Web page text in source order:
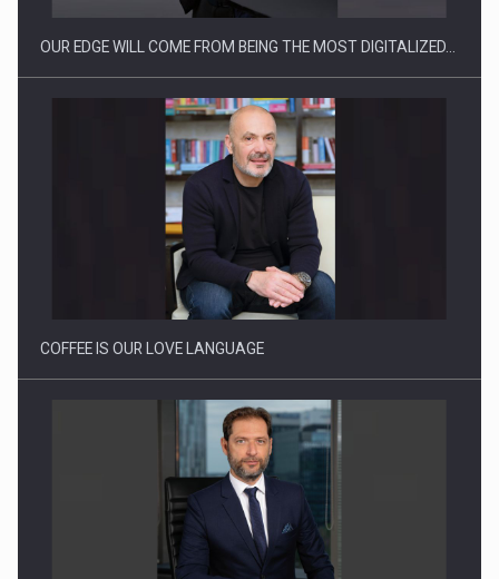
Proteinmaxxing and the Future of Protein Demand
OUR EDGE WILL COME FROM BEING THE MOST DIGITALIZED…
COFFEE IS OUR LOVE LANGUAGE